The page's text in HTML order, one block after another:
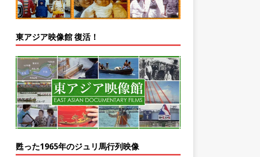
東アジア映像館 復活！
甦った1965年のジュリ馬行列映像